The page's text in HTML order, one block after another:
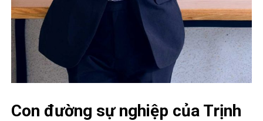
Con đường sự nghiệp của Trịnh